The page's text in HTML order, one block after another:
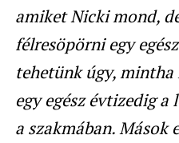
amiket Nicki mond,
félresöpörni egy
tehetünk úgy,
egy egész évtizedig
a szakmában. Mások